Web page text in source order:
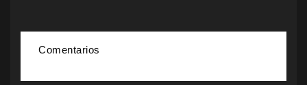
Comentarios